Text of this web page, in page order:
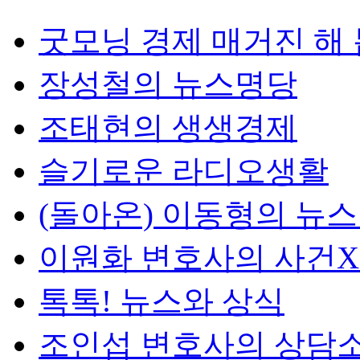
굿모닝 경제 매거진 해
장성철의 뉴스명당
조태현의 생생경제
슬기로운 라디오생활
(돌아온) 이동형의 뉴
이원화 변호사의 사건
톡톡! 뉴스와 상식
조인섭 변호사의 상담